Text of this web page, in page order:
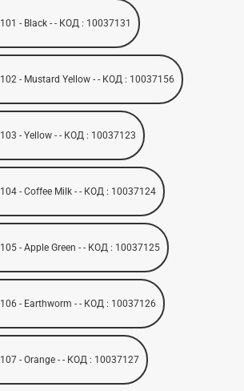
101 - Black - - КОД : 10037131
102 - Mustard Yellow - - КОД : 10037156
103 - Yellow - - КОД : 10037123
104 - Coffee Milk - - КОД : 10037124
105 - Apple Green - - КОД : 10037125
106 - Earthworm - - КОД : 10037126
107 - Orange - - КОД : 10037127